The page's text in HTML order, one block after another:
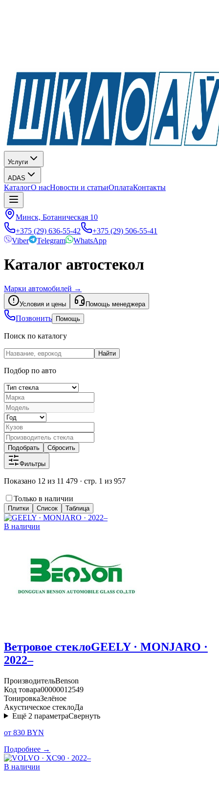
Услуги
ADAS
КаталогО насНовости и статьиОплатаКонтакты
Минск, Ботаническая 10
+375 (29) 636-55-42
+375 (29) 506-55-41
Viber
Telegram WhatsApp
Каталог автостекол
Марки автомобилей →
Условия и цены Помощь менеджера
Позвонить Помощь
Поиск по каталогу
Найти
Подбор по авто
Подобрать Сбросить
Фильтры
Показано 12 из 11 479 · стр. 1 из 957
Только в наличии
Плитки Список Таблица
В наличии
Ветровое стеклоGEELY · MONJARO ·
2022–
ПроизводительBenson
Код товара00000012549
ТонировкаЗелёное
Акустическое стеклоДа
Ещё 2 параметраСвернуть
от 830 BYN
Подробнее →
В наличии